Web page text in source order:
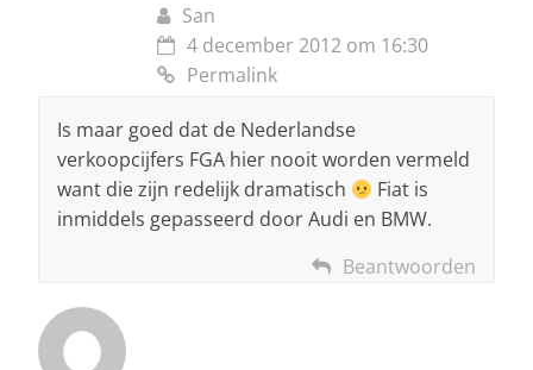
San
4 december 2012 om 16:30
Permalink
Is maar goed dat de Nederlandse
verkoopcijfers FGA hier nooit worden vermeld
want die zijn redelijk dramatisch
Fiat is
inmiddels gepasseerd door Audi en BMW.
Beantwoorden